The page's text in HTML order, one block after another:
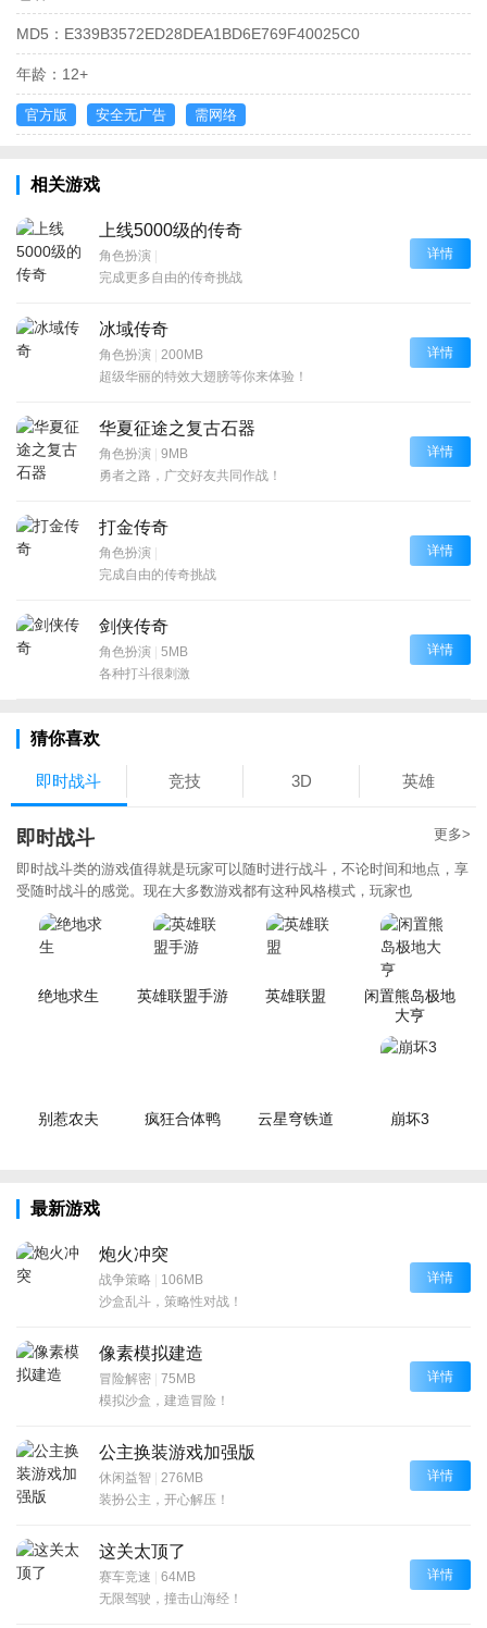
MD5： E339B3572ED28DEA1BD6E769F40025C0
年龄： 12+
官方版 安全无广告 需网络
相关游戏
上线5000级的传奇
角色扮演 |
完成更多自由的传奇挑战
详情
冰域传奇
角色扮演 | 200MB
超级华丽的特效大翅膀等你来体验！
详情
华夏征途之复古石器
角色扮演 | 9MB
勇者之路，广交好友共同作战！
详情
打金传奇
角色扮演 |
完成自由的传奇挑战
详情
剑侠传奇
角色扮演 | 5MB
各种打斗很刺激
详情
猜你喜欢
即时战斗 竞技 3D 英雄
即时战斗 更多>
即时战斗类的游戏值得就是玩家可以随时进行战斗，不论时间和地点，享
受随时战斗的感觉。现在大多数游戏都有这种风格模式，玩家也
绝地求生 英雄联盟手游 英雄联盟
闲置熊岛极地
大亨
别惹农夫 疯狂合体鸭 云星穹铁道 崩坏3
最新游戏
炮火冲突
战争策略 | 106MB
沙盒乱斗，策略性对战！
详情
像素模拟建造
冒险解密 | 75MB
模拟沙盒，建造冒险！
详情
公主换装游戏加强版
休闲益智 | 276MB
装扮公主，开心解压！
详情
这关太顶了
赛车竞速 | 64MB
无限驾驶，撞击山海经！
详情